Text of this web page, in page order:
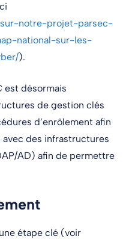
notre-projet-parsec-
national-sur-les-
).
est désormais
de gestion clés
d’enrôlement afin
des infrastructures
AD) afin de permettre
étape clé (voir